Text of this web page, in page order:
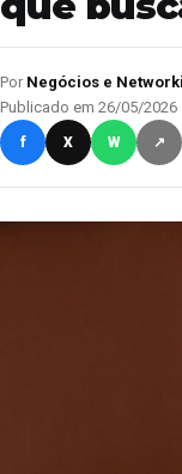
Por Negócios e
Publicado em 26/05/2026
f X W ↗